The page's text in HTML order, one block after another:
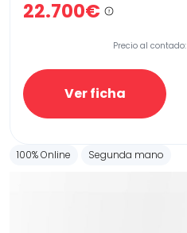
22.700€
Precio al contado:
Ver ficha
100% Online Segunda mano